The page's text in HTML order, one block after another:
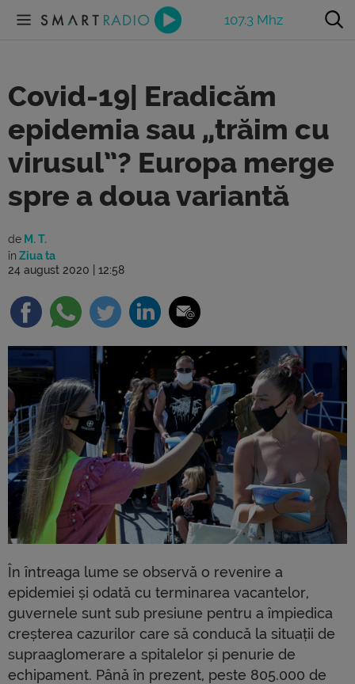
107.3 Mhz
Covid-19| Eradicăm
epidemia sau „trăim cu
virusul”? Europa merge
spre a doua variantă
de M. T.
în Ziua ta
24 august 2020 | 12:58
În întreaga lume se observă o revenire a
epidemiei și odată cu terminarea vacantelor,
guvernele sunt sub presiune pentru a împiedica
creșterea cazurilor care să conducă la situații de
supraaglomerare a spitalelor și penurie de
echipament. Până în prezent, peste 805.000 de